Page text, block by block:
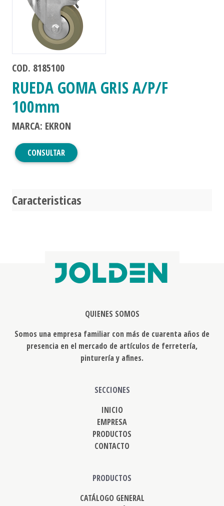
COD. 8185100
RUEDA GOMA GRIS A/P/F
100mm
MARCA: EKRON
CONSULTAR
Caracteristicas
QUIENES SOMOS
Somos una empresa familiar con más de cuarenta años de
presencia en el mercado de artículos de ferretería,
pinturería y afines.
SECCIONES
INICIO
EMPRESA
PRODUCTOS
CONTACTO
PRODUCTOS
CATÁLOGO GENERAL